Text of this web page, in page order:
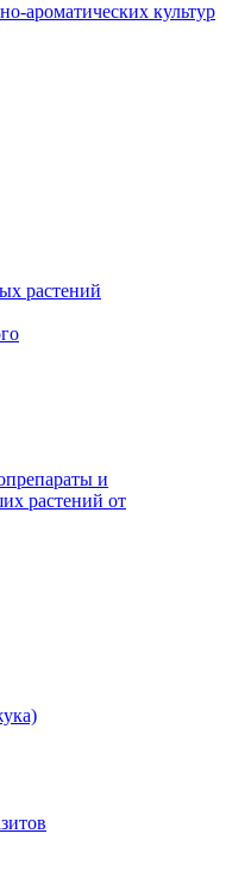
ароматических культур
растений
и
растений от